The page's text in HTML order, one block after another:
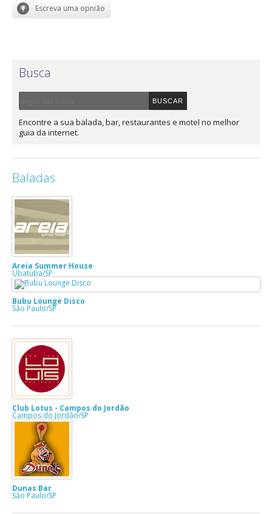
Busca
Encontre a sua balada, bar, restaurantes e motel no melhor
guia da internet.
Baladas
Areia Summer House
Ubatuba/SP
Bubu Lounge Disco
São Paulo/SP
Club Lotus - Campos do Jordão
Campos do Jordão/SP
Dunas Bar
São Paulo/SP